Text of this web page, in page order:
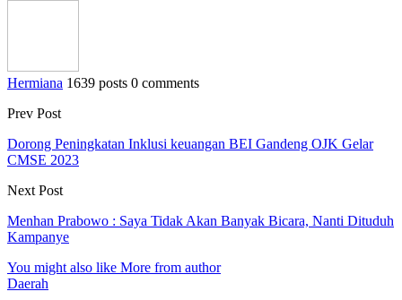
Hermiana 1639 posts 0 comments
Prev Post
Dorong Peningkatan Inklusi keuangan BEI Gandeng OJK Gelar
CMSE 2023
Next Post
Menhan Prabowo : Saya Tidak Akan Banyak Bicara, Nanti Dituduh
Kampanye
You might also like More from author
Daerah